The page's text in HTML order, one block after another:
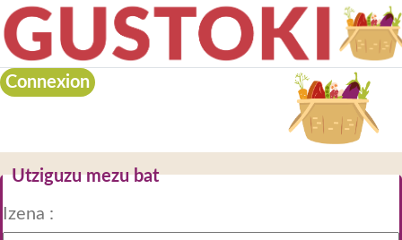
Connexion
Gurekin harremanetan
Utziguzu mezu bat
Izena :